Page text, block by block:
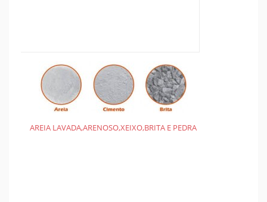
AREIA LAVADA,ARENOSO,XEIXO,BRITA E PEDRA